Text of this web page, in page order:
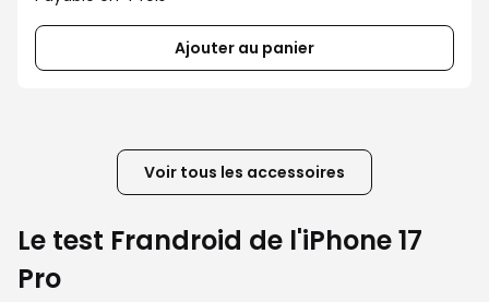
Ajouter au panier
Voir tous les accessoires
Le test Frandroid de l'iPhone 17
Pro